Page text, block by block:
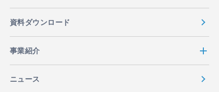
資料ダウンロード
事業紹介
ニュース